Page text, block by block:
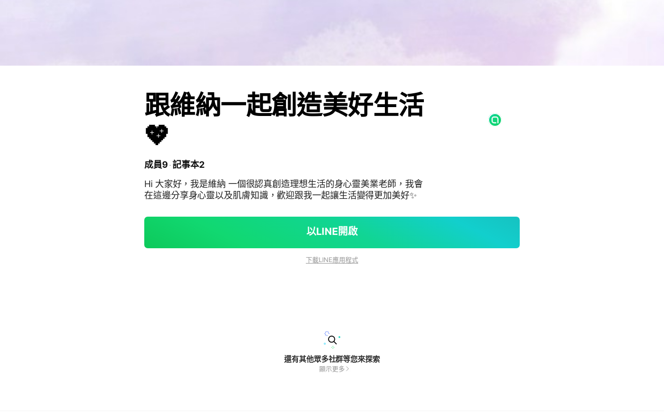
跟維納一起創造美好生活
💖
成員9 記事本2
Hi 大家好，我是維納 一個很認真創造理想生活的身心靈美業老師，我會
在這邊分享身心靈以及肌膚知識，歡迎跟我一起讓生活變得更加美好✨️
以LINE開啟
下載LINE應用程式
還有其他眾多社群等您來探索
顯示更多